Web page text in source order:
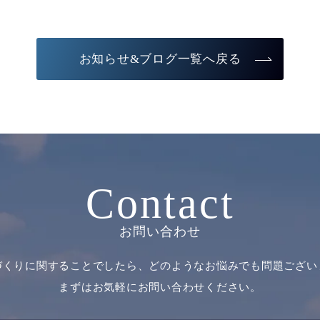
お知らせ&ブログ一覧へ戻る
Contact
お問い合わせ
りに関することでしたら、どのようなお悩みでも問題ござ
まずはお気軽にお問い合わせください。